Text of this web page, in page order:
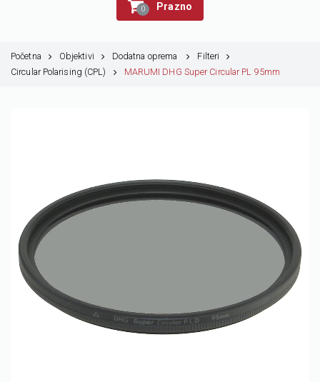
0 Prazno
Početna Objektivi Dodatna oprema
Filteri
Circular Polarising (CPL)
MARUMI DHG Super Circular PL 95mm